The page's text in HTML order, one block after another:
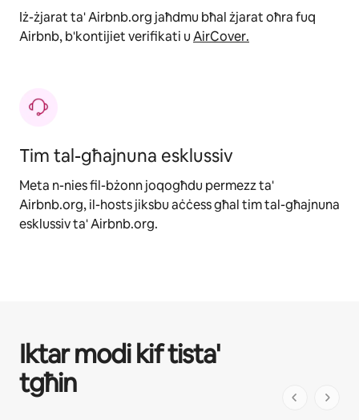
Iż-żjarat ta' Airbnb.org jaħdmu bħal żjarat oħra fuq
Airbnb, b'kontijiet verifikati uAirCover.
Tim tal-għajnuna esklussiv
Meta n-nies fil-bżonn joqogħdu permezz ta'
Airbnb.org, il-hosts jiksbu aċċess għal tim tal-għajnuna
esklussiv ta' Airbnb.org.
Iktar modi kif tista'
tgħin
1 minn 1